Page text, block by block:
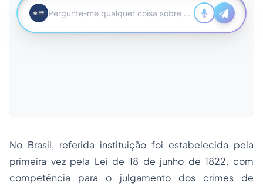
No Brasil, referida instituição foi estabelecida pela
primeira vez pela Lei de 18 de junho de 1822, com
competência para o julgamento dos crimes de